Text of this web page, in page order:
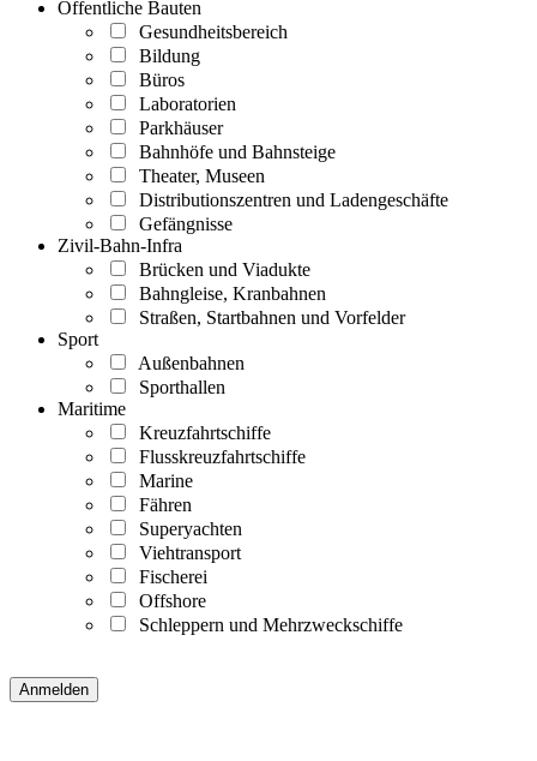
Öffentliche Bauten
Gesundheitsbereich
Bildung
Büros
Laboratorien
Parkhäuser
Bahnhöfe und Bahnsteige
Theater, Museen
Distributionszentren und Ladengeschäfte
Gefängnisse
Zivil-Bahn-Infra
Brücken und Viadukte
Bahngleise, Kranbahnen
Straßen, Startbahnen und Vorfelder
Sport
Außenbahnen
Sporthallen
Maritime
Kreuzfahrtschiffe
Flusskreuzfahrtschiffe
Marine
Fähren
Superyachten
Viehtransport
Fischerei
Offshore
Schleppern und Mehrzweckschiffe